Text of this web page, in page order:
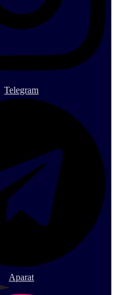
Telegram
Aparat